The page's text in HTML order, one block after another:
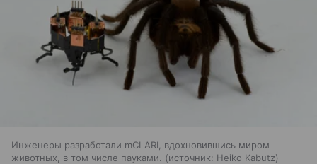
Инженеры разработали mCLARI, вдохновившись миром
животных, в том числе пауками.
источник: Heiko Kabutz